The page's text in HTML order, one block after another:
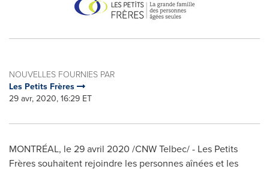
NOUVELLES FOURNIES PAR
Les Petits Frères
29 avr, 2020, 16:29 ET
MONTRÉAL, le 29 avril 2020 /CNW Telbec/ - Les Petits
Frères souhaitent rejoindre les personnes aînées et les